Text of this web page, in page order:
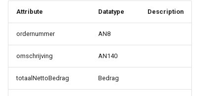
Attribute Datatype Description
ordernummer AN8
omschrijving AN140
totaalNettoBedrag Bedrag